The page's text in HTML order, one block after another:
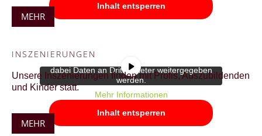
Inhalt entsperren
MEHR
Inhalt zuzugreifen, klicken Sie auf die
Schaltfläche unten. Bitte beachten Sie, dass
dabei Daten an Drittanbieter weitergegeben
werden.
Mehr Informationen
Inhalt entsperren
INSZENIERUNGEN
Unsere Inszenierungen finden mit Profis, Auszubildenden
und Kinder statt.
MEHR